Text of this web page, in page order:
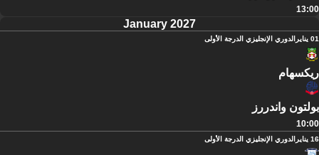
13:00
January 2027
01 يناير الدوري الإنجليزي الدرجة الأولى
ريكسهام
بولتون واندررز
10:00
16 يناير الدوري الإنجليزي الدرجة الأولى